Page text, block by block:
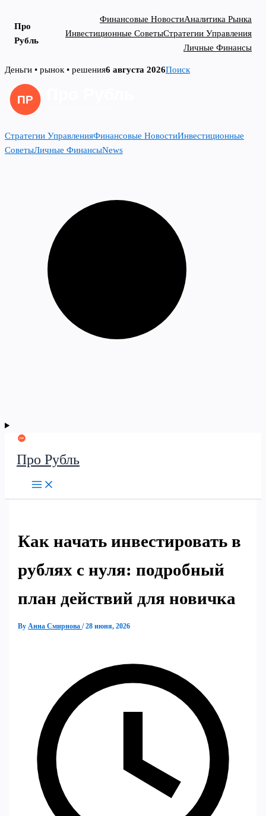
Про
Рубль
Финансовые НовостиАналитика Рынка
Инвестиционные СоветыСтратегии Управления
Личные Финансы
Skip
content
Деньги • рынок • решения6 августа 2026Поиск
Стратегии УправленияФинансовые НовостиИнвестиционные
СоветыЛичные ФинансыNews
Про Рубль
Как начать инвестировать в
рублях с нуля: подробный
план действий для новичка
ByАнна Смирнова/28 июня, 2026